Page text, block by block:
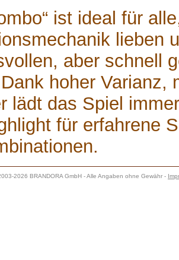
ist ideal für
lieben
aber schnell
hoher Varianz,
lädt das Spiel
für erfahrene
2026 BRANDORA GmbH - Alle Angaben ohne Gewähr -